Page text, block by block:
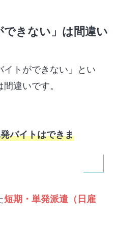
できない」は間違い
イトができない」とい
違いです。
バイトはできま
短期・単発派遣（日雇